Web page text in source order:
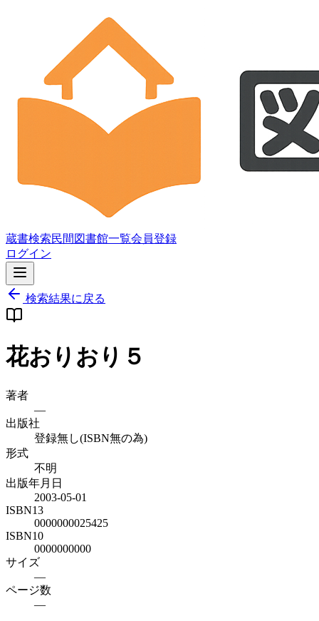
蔵書検索民間図書館一覧会員登録
ログイン
検索結果に戻る
花おりおり５
著者
—
出版社
登録無し(ISBN無の為)
形式
不明
出版年月日
2003-05-01
ISBN13
0000000025425
ISBN10
0000000000
サイズ
—
ページ数
—